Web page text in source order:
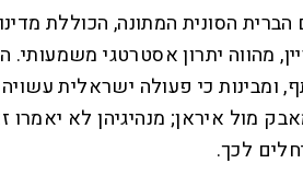
הסונית המתונה, הכוללת
מהווה יתרון אסטרטגי משמעותי.
ומבינות כי פעולה ישראלית
מול איראן; מנהיגיהן לא יאמרו
לכך.